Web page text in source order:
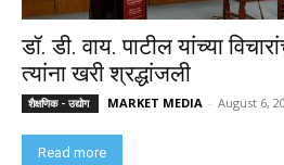
डॉ. डी. वाय. पाटील यांच्या
त्यांना खरी श्रद्धांजली
शैक्षणिक - उद्योग MARKET MEDIA - August 6,
Read more